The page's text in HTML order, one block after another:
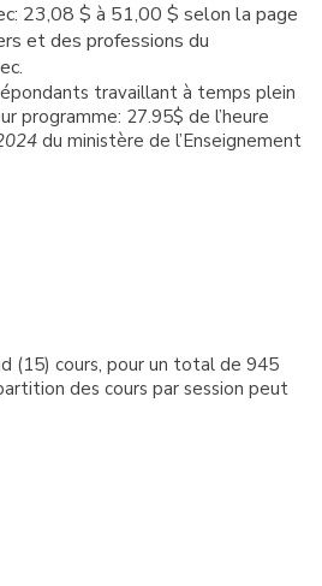
23,08 $ à 51,00 $ selon la page
et des professions du
travaillant à temps plein
programme: 27.95$ de l’heure
du ministère de l’Enseignement
(15) cours, pour un total de 945
des cours par session peut